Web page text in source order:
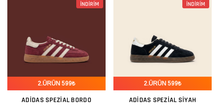
İNDİRİM
2.ÜRÜN 599₺
ADIDAS SPEZIAL BORDO
İNDİRİM
2.ÜRÜN 599₺
ADIDAS SPEZIAL SIYAH